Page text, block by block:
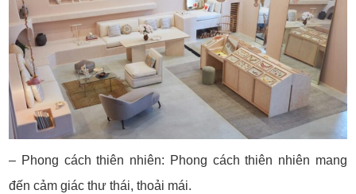
– Phong cách thiên nhiên: Phong cách thiên nhiên mang
đến cảm giác thư thái, thoải mái.